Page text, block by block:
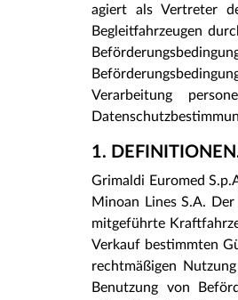
agiert als Vertreter
Begleitfahrzeugen
Verarbeitung
1.
Grimaldi Euromed
Minoan Lines S.A.
mitgeführte
Verkauf bestimmten
rechtmäßigen
Benutzung von